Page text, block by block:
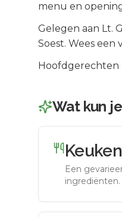
menu en
Gelegen aan Lt.
Soest. Wees een
Hoofdgerechten
Wat kun
Een
ingrediënten.